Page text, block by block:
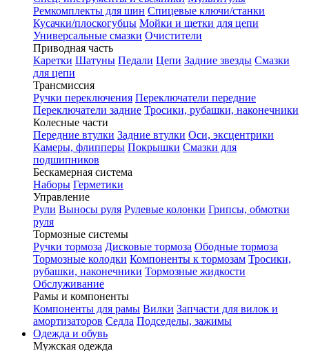
Ремкомплекты для шин Спицевые ключи/станки
Кусачки/плоскогубцы Мойки и щетки для цепи
Универсальные смазки Очистители
Приводная часть
Каретки Шатуны Педали Цепи Задние звезды Смазки
для цепи
Трансмиссия
Ручки переключения Переключатели передние
Переключатели задние Тросики, рубашки, наконечники
Колесные части
Передние втулки Задние втулки Оси, эксцентрики
Камеры, флипперы Покрышки Смазки для
подшипников
Бескамерная система
Наборы Герметики
Управление
Рули Выносы руля Рулевые колонки Грипсы, обмотки
руля
Тормозные системы
Ручки тормоза Дисковые тормоза Ободные тормоза
Тормозные колодки Компоненты к тормозам Тросики,
рубашки, наконечники Тормозные жидкости
Обслуживание
Рамы и компоненты
Компоненты для рамы Вилки Запчасти для вилок и
амортизаторов Седла Подседелы, зажимы
Одежда и обувь
Мужская одежда